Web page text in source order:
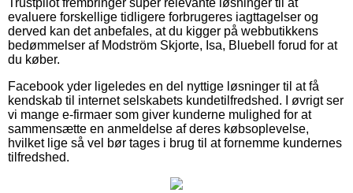
evaluere forskellige tidligere forbrugeres iagttagelser og
derved kan det anbefales, at du kigger på webbutikkens
bedømmelser af Modström Skjorte, Isa, Bluebell forud for at
du køber.
Facebook yder ligeledes en del nyttige løsninger til at få
kendskab til internet selskabets kundetilfredshed. I øvrigt ser
vi mange e-firmaer som giver kunderne mulighed for at
sammensætte en anmeldelse af deres købsoplevelse,
hvilket lige så vel bør tages i brug til at fornemme kundernes
tilfredshed.